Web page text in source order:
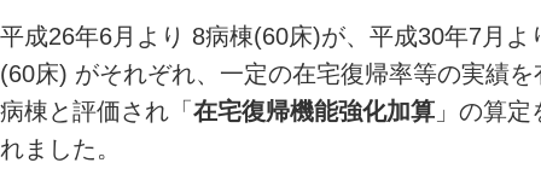
平成26年6月より 8病棟(60床)が、平成30年7月よ
(60床) がそれぞれ、一定の在宅復帰率等の実績を
病棟と評価され「 在宅復帰機能強化加算 」の算
れました。